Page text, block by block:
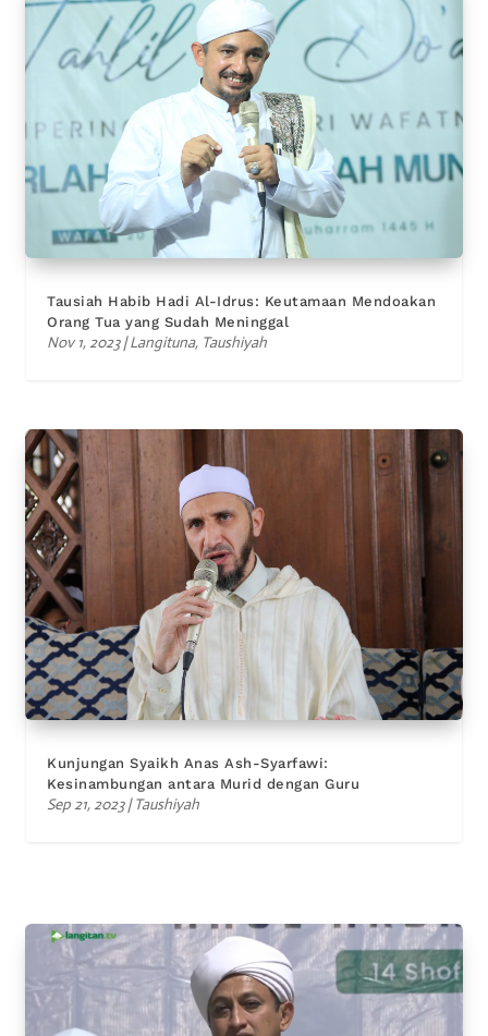
Tausiah Habib Hadi Al-Idrus: Keutamaan Mendoakan
Orang Tua yang Sudah Meninggal
Nov 1, 2023|Langituna, Taushiyah
Kunjungan Syaikh Anas Ash-Syarfawi:
Kesinambungan antara Murid dengan Guru
Sep 21, 2023|Taushiyah